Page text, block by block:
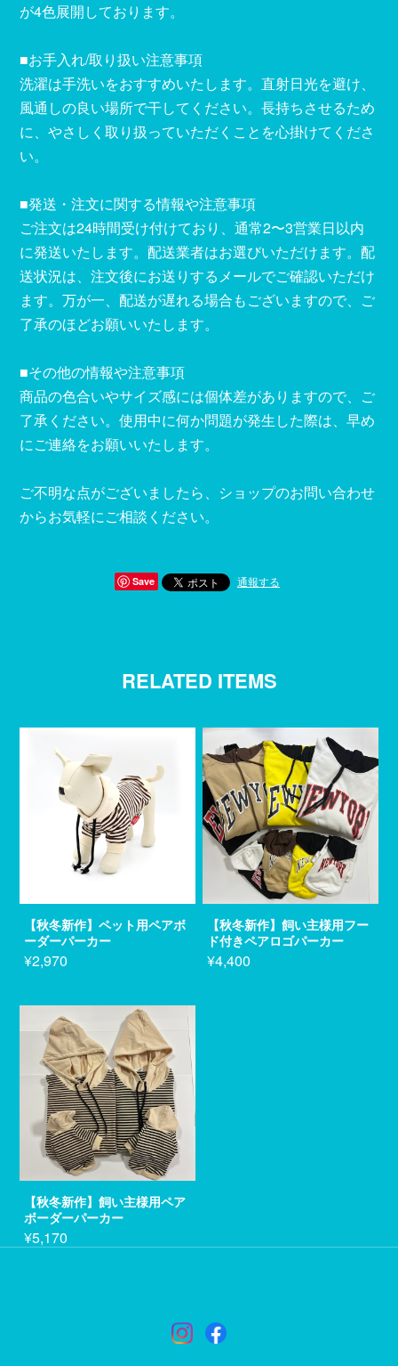
が4色展開しております。
■お手入れ/取り扱い注意事項
洗濯は手洗いをおすすめいたします。直射日光を避け、
風通しの良い場所で干してください。長持ちさせるため
に、やさしく取り扱っていただくことを心掛けてくださ
い。
■発送・注文に関する情報や注意事項
ご注文は24時間受け付けており、通常2〜3営業日以内
に発送いたします。配送業者はお選びいただけます。配
送状況は、注文後にお送りするメールでご確認いただけ
ます。万が一、配送が遅れる場合もございますので、ご
了承のほどお願いいたします。
■その他の情報や注意事項
商品の色合いやサイズ感には個体差がありますので、ご
了承ください。使用中に何か問題が発生した際は、早め
にご連絡をお願いいたします。
ご不明な点がございましたら、ショップのお問い合わせ
からお気軽にご相談ください。
Save 通報する
RELATED ITEMS
【秋冬新作】ペット用ペアボ
ーダーパーカー
¥2,970
【秋冬新作】飼い主様用フー
ド付きペアロゴパーカー
¥4,400
【秋冬新作】飼い主様用ペア
ボーダーパーカー
¥5,170